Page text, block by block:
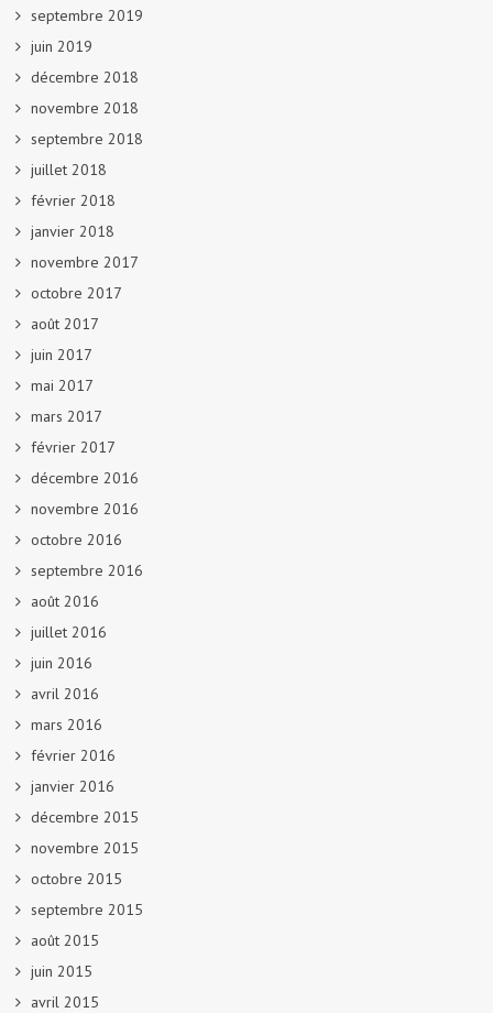
septembre 2019
juin 2019
décembre 2018
novembre 2018
septembre 2018
juillet 2018
février 2018
janvier 2018
novembre 2017
octobre 2017
août 2017
juin 2017
mai 2017
mars 2017
février 2017
décembre 2016
novembre 2016
octobre 2016
septembre 2016
août 2016
juillet 2016
juin 2016
avril 2016
mars 2016
février 2016
janvier 2016
décembre 2015
novembre 2015
octobre 2015
septembre 2015
août 2015
juin 2015
avril 2015